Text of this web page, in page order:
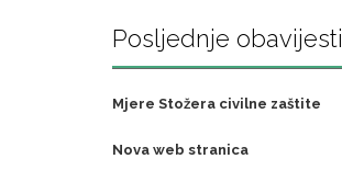
Posljednje obavijesti
Mjere Stožera civilne zaštite
Nova web stranica